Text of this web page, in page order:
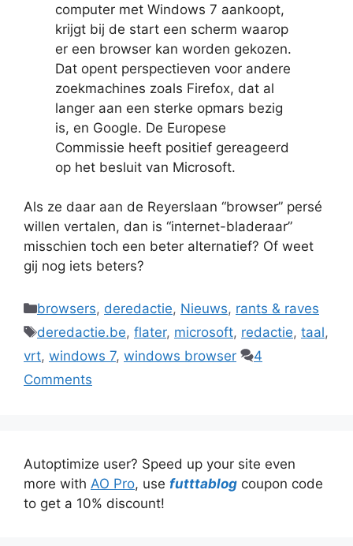
computer met Windows 7 aankoopt,
krijgt bij de start een scherm waarop
er een browser kan worden gekozen.
Dat opent perspectieven voor andere
zoekmachines zoals Firefox, dat al
langer aan een sterke opmars bezig
is, en Google. De Europese
Commissie heeft positief gereageerd
op het besluit van Microsoft.
Als ze daar aan de Reyerslaan “browser” persé
willen vertalen, dan is “internet-bladeraar”
misschien toch een beter alternatief? Of weet
gij nog iets beters?
Categories
browsers, deredactie, Nieuws, rants & raves
Tags
deredactie.be, flater, microsoft, redactie, taal,
vrt, windows 7, windows browser
4
Comments
Autoptimize user? Speed up your site even
more with AO Pro, use futttablog coupon code
to get a 10% discount!